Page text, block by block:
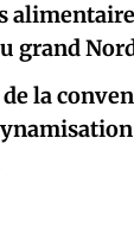
grand
la